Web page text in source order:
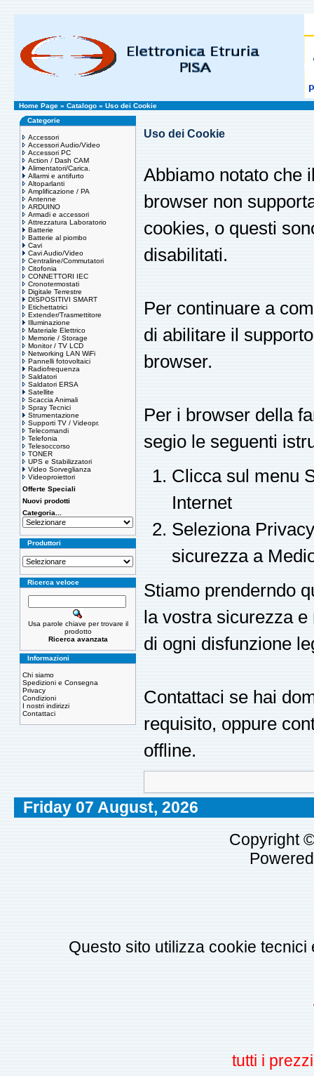
Home Page » Catalogo » Uso dei Cookie
Categorie
Accessori
Accessori Audio/Video
Accessori PC
Action / Dash CAM
Alimentatori/Carica.
Allarmi e antifurto
Altoparlanti
Amplificazione / PA
Antenne
ARDUINO
Armadi e accessori
Attrezzatura Laboratorio
Batterie
Batterie al piombo
Cavi
Cavi Audio/Video
Centraline/Commutatori
Citofonia
CONNETTORI IEC
Cronotermostati
Digitale Terrestre
DISPOSITIVI SMART
Etichettatrici
Extender/Trasmettitore
Illuminazione
Materiale Elettrico
Memorie / Storage
Monitor / TV LCD
Networking LAN WiFi
Pannelli fotovoltaici
Radiofrequenza
Saldatori
Saldatori ERSA
Satellite
Scaccia Animali
Spray Tecnici
Strumentazione
Supporti TV / Videopr.
Telecomandi
Telefonia
Telesoccorso
TONER
UPS e Stabilizzatori
Video Sorveglianza
Videoproiettori
Offerte Speciali
Nuovi prodotti
Categoria...
Produttori
Ricerca veloce
Usa parole chiave per trovare il
prodotto
Ricerca avanzata
Informazioni
Chi siamo
Spedizioni e Consegna
Privacy
Condizioni
I nostri indirizzi
Contattaci
Uso dei Cookie
Abbiamo notato che
browser non
cookies, o questi
disabilitati.
Per continuare a
di abilitare il
browser.
Per i browser della
segio le seguenti
Clicca sul menu
Internet
Seleziona
sicurezza a
Stiamo prenderndo
la vostra sicurezza
di ogni disfunzione
Contattaci se hai
requisito, oppure
offline.
Friday 07 August, 2026
Copyright
Questo sito utilizza cookie
tutti i